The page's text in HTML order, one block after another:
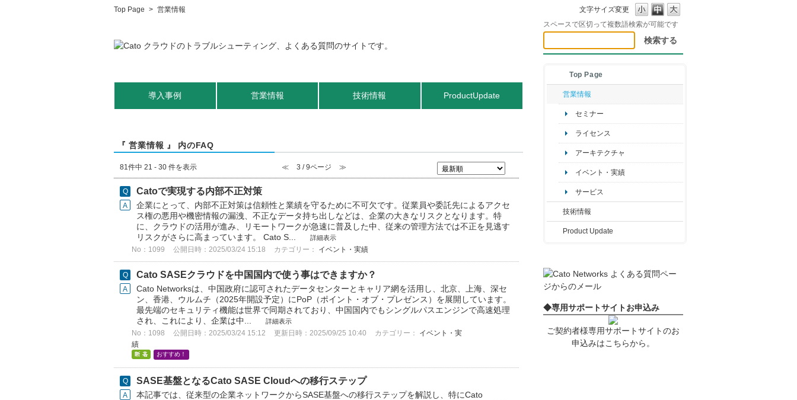
文字サイズ変更
Top Page > 営業情報
スペースで区切って複数語検索が可能です
Top Page
営業情報
セミナー
ライセンス
アーキテクチャ
イベント・実績
サービス
技術情報
Product Update
◆専用サポートサイトお申込み
ご契約者様専用サポートサイトのお
申込みはこちらから。
導入事例 営業情報 技術情報 ProductUpdate
『 営業情報 』 内のFAQ
81件中 21 - 30 件を表示 ≪ 3 / 9ページ ≫
Catoで実現する内部不正対策
企業にとって、内部不正対策は信頼性と業績を守るために不可欠です。従業員や委託先によるアクセ
ス権の悪用や機密情報の漏洩、不正なデータ持ち出しなどは、企業の大きなリスクとなります。特
に、クラウドの活用が進み、リモートワークが急速に普及した中、従来の管理方法では不正を見逃す
リスクがさらに高まっています。 Cato S...
詳細表示
No：1099 公開日時：2025/03/24 15:18 カテゴリー： イベント・実績
Cato SASEクラウドを中国国内で使う事はできますか？
Cato Networksは、中国政府に認可されたデータセンターとキャリア網を活用し、北京、上海、深セ
ン、香港、ウルムチ（2025年開設予定）にPoP（ポイント・オブ・プレゼンス）を展開しています。
最先端のセキュリティ機能は世界で同期されており、中国国内でもシングルパスエンジンで高速処理
され、これにより、企業は中...
詳細表示
No：1098 公開日時：2025/03/24 15:12 更新日時：2025/09/25 10:40 カテゴリー： イベント・実
績
おすすめ！
SASE基盤となるCato SASE Cloudへの移行ステップ
本記事では、従来型の企業ネットワークからSASE基盤への移行ステップを解説し、特にCato